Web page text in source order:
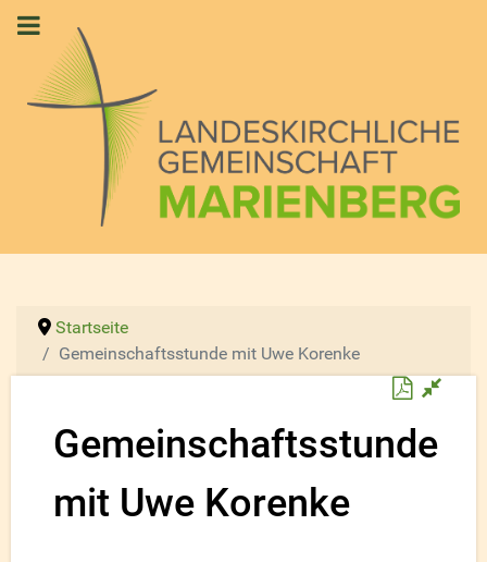
Startseite
Gemeinschaftsstunde mit Uwe Korenke
Gemeinschaftsstunde
mit Uwe Korenke